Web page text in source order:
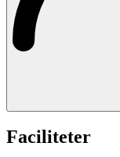
Faciliteter